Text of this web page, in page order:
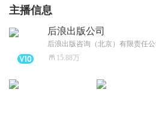
主播信息
后浪出版公司
后浪出版咨询（北京）有限责任公
15.88万